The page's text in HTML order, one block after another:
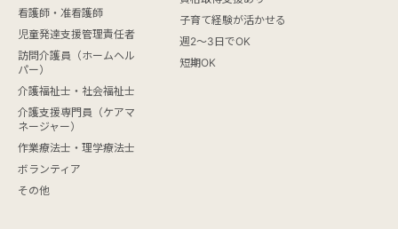
看護師・准看護師
児童発達支援管理責任者
訪問介護員（ホームヘル
パー）
介護福祉士・社会福祉士
介護支援専門員（ケアマ
ネージャー）
作業療法士・理学療法士
ボランティア
その他
子育て経験が活かせる
週2～3日でOK
短期OK